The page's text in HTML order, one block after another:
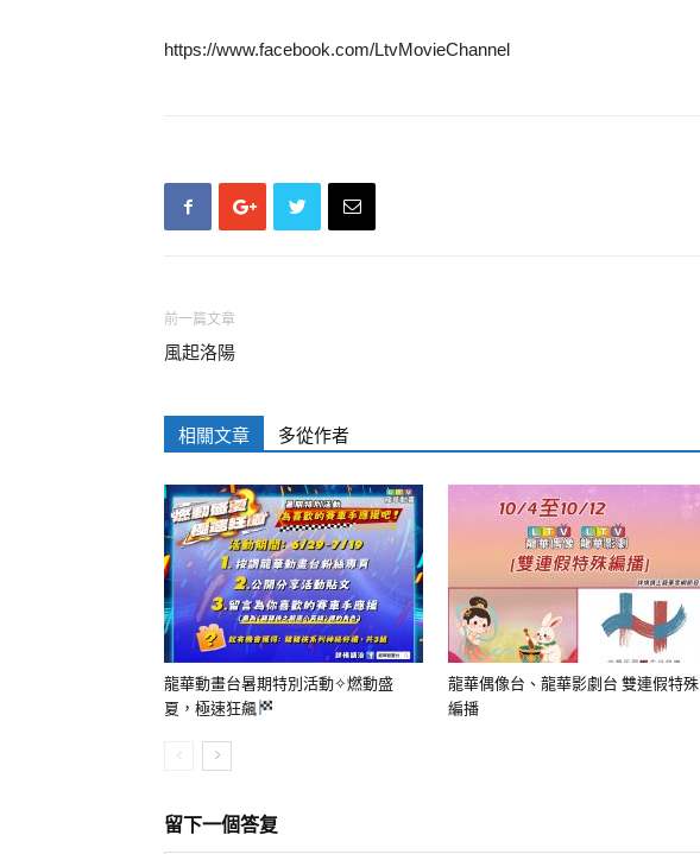
https://www.facebook.com/LtvMovieChannel
前一篇文章
風起洛陽
相關文章 多從作者
龍華動畫台暑期特別活動✧燃動盛
夏，極速狂飆
龍華偶像台、龍華影劇台 雙連假特殊
編播
留下一個答复